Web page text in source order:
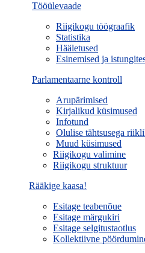
Tööülevaade
Riigikogu töögraafik
Statistika
Hääletused
Esinemised ja
Parlamentaarne kontroll
Arupärimised
Kirjalikud küsimused
Infotund
Olulise tähtsusega
Muud küsimused
Riigikogu valimine
Riigikogu struktuur
Rääkige kaasa!
Esitage teabenõue
Esitage märgukiri
Esitage selgitustaotlus
Kollektiivne